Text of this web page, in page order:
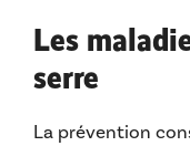
Les
serre
La prévention